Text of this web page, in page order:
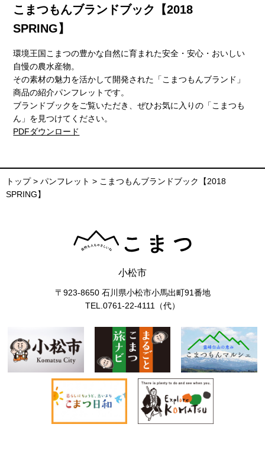
こまつもんブランドブック【2018
SPRING】
環境王国こまつの豊かな自然に育まれた安全・安心・おいしい
自慢の農水産物。
その素材の魅力を活かして開発された「こまつもんブランド」
商品の紹介パンフレットです。
ブランドブックをご覧いただき、ぜひお気に入りの「こまつも
ん」を見つけてください。
PDFダウンロード
トップ> パンフレット > こまつもんブランドブック【2018
SPRING】
小松市
〒923-8650 石川県小松市小馬出町91番地
TEL.0761-22-4111（代）